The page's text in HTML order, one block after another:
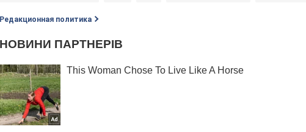
Редакционная политика